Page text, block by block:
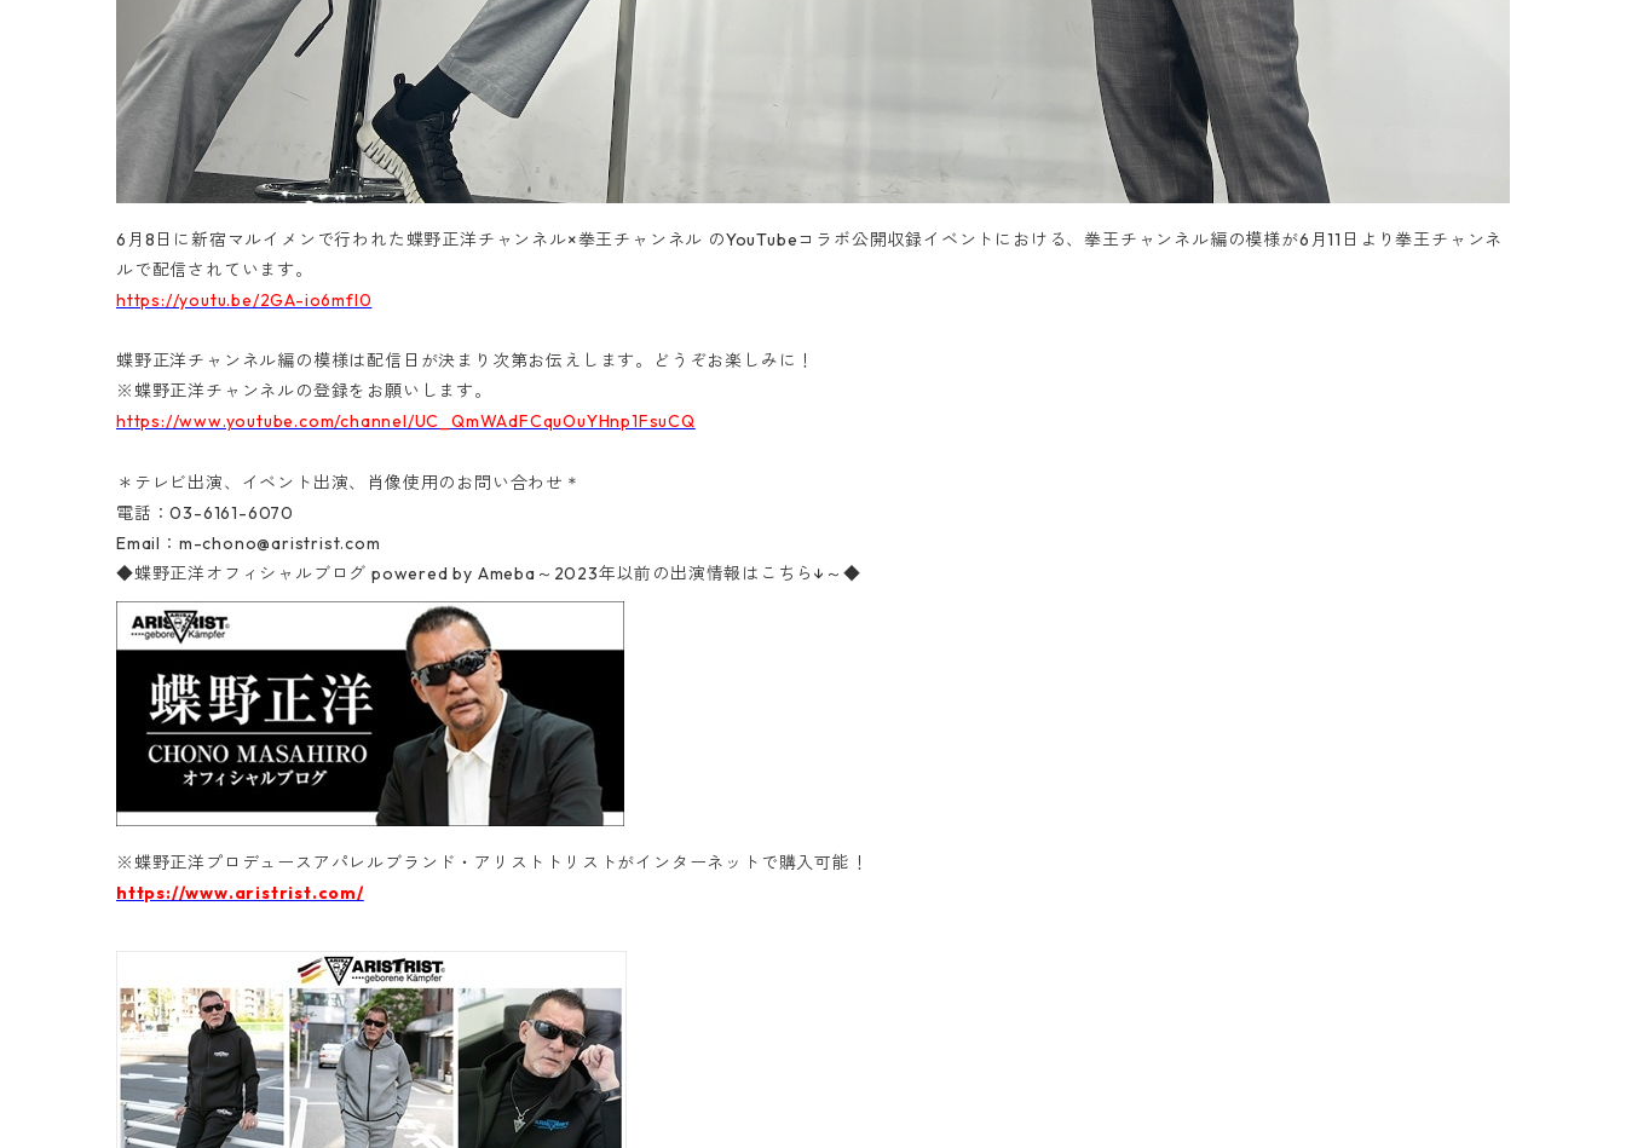
6月8日に新宿マルイメンで行われた蝶野正洋チャンネル×拳王チャンネル のYouTubeコラボ公開収録イベントにおける、拳王チャンネル編の模様が6月11日より拳王チャンネ
ルで配信されています。
https://youtu.be/2GA-io6mfl0
蝶野正洋チャンネル編の模様は配信日が決まり次第お伝えします。どうぞお楽しみに！
※蝶野正洋チャンネルの登録をお願いします。
https://www.youtube.com/channel/UC_QmWAdFCquOuYHnp1FsuCQ
＊テレビ出演、イベント出演、肖像使用のお問い合わせ ＊
電話：03-6161-6070‬
Email： m-chono@aristrist.com
◆蝶野正洋オフィシャルブログ powered by Ameba～2023年以前の出演情報はこちら↓～◆
※蝶野正洋プロデュースアパレルブランド・アリストトリストがインターネットで購入可能！‬
https://www.aristrist.com/